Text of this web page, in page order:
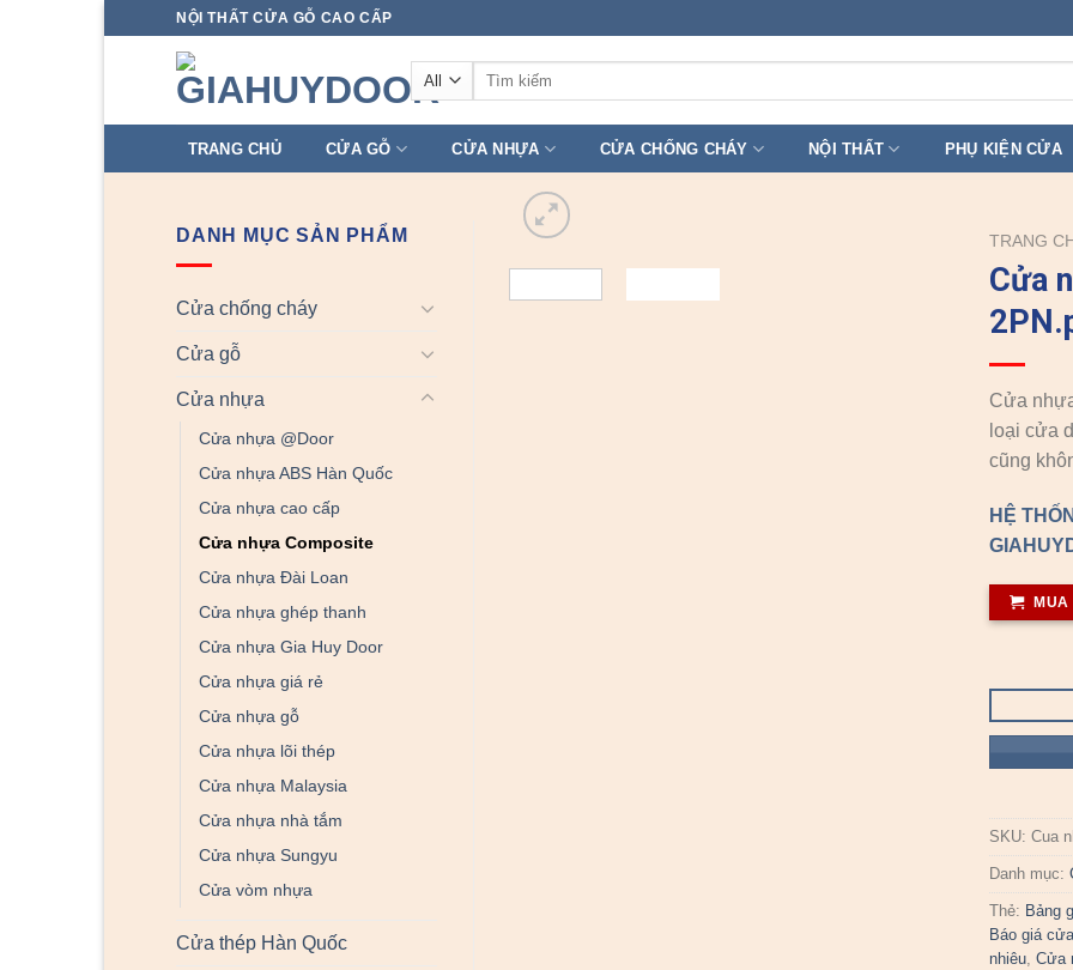
NỘI THẤT CỬA GỖ CAO CẤP
Tìm
TRANG CHỦ CỬA GỖ CỬA NHỰA CỬA CHỐNG CHÁY NỘI THẤT PHỤ KIỆN CỬA
DANH MỤC SẢN PHẨM
Cửa chống cháy
Cửa gỗ
Cửa nhựa
Cửa nhựa @Door
Cửa nhựa ABS Hàn Quốc
Cửa nhựa cao cấp
Cửa nhựa Composite
Cửa nhựa Đài Loan
Cửa nhựa ghép thanh
Cửa nhựa Gia Huy Door
Cửa nhựa giá rẻ
Cửa nhựa gỗ
Cửa nhựa lõi thép
Cửa nhựa Malaysia
Cửa nhựa nhà tắm
Cửa nhựa Sungyu
Cửa vòm nhựa
Cửa thép Hàn Quốc
TRANG
Cửa
Cửa
loại cửa
cũng
HỆ
SKU:Cua
Danh mục:
Thẻ: Bảng
Báo giá
nhiêu,Cửa